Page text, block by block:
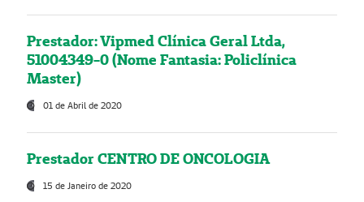
Prestador: Vipmed Clínica Geral Ltda,
51004349-0 (Nome Fantasia: Policlínica
Master)
01 de Abril de 2020
Prestador CENTRO DE ONCOLOGIA
15 de Janeiro de 2020